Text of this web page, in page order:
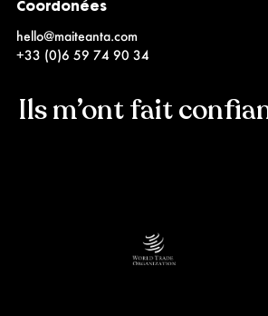
Coordonées
hello@maiteanta.com
+33 (0)6 59 74 90 34
Ils m’ont fait